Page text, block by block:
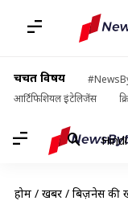
चर्चित विषय
आर्टिफिशियल इंटेलिजेंस
Hindi
होम / खबरें / बिज़नेस की